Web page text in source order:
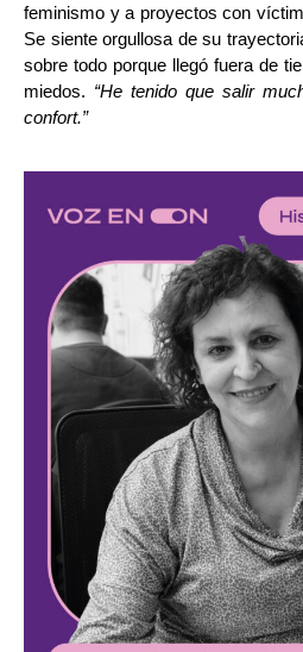
feminismo y a proyectos con
Se siente orgullosa de su
sobre todo porque llegó fuera de
miedos. “He tenido que salir
confort.”